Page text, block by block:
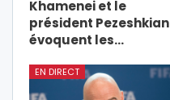
Khamenei et le
président Pezeshkian
évoquent les…
EN DIRECT